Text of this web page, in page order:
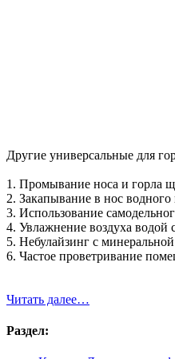
Другие универсальные для
1. Промывание носа и горла
2. Закапывание в нос
3. Использование
4. Увлажнение воздуха
5. Небулайзинг с
6. Частое проветривание
Читать далее…
Раздел: